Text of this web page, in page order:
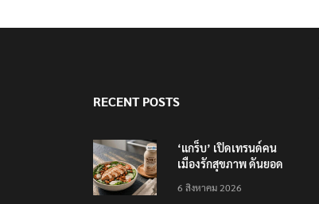
RECENT POSTS
‘แกร็บ’ เปิดเทรนด์คน
เมืองรักสุขภาพ ดันยอด
พุ่ง 5 เท่า สั่งกาแฟดำ-
6 สิงหาคม 2026